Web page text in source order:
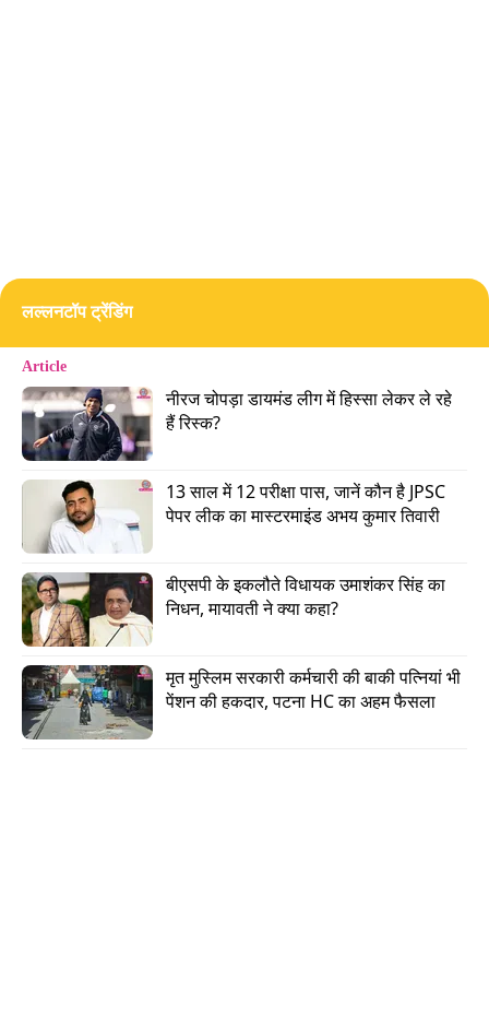
विकेटकीपर्स पर भी हुई चर्चा
सेलेक्शन मीटिंग के दौरान सबसे ज्यादा चर्चा मिडिल-ऑर्डर
और विकेटकीपिंग की जगहों को लेकर हुई. इसमें ईशान
किशन और संजू सैमसन दावेदार थे. पैनल ने आखिरकार
लल्लनटॉप ट्रेंडिंग
Article
नीरज चोपड़ा डायमंड लीग में हिस्सा लेकर ले रहे
हैं रिस्क?
13 साल में 12 परीक्षा पास, जानें कौन है JPSC
पेपर लीक का मास्टरमाइंड अभय कुमार तिवारी
बीएसपी के इकलौते विधायक उमाशंकर सिंह का
निधन, मायावती ने क्या कहा?
मृत मुस्लिम सरकारी कर्मचारी की बाकी पत्नियां भी
पेंशन की हकदार, पटना HC का अहम फैसला